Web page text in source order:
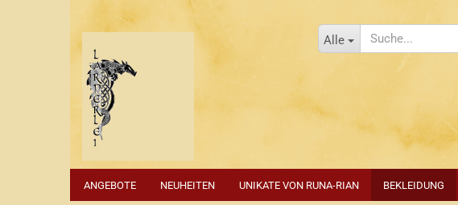
Alle
ANGEBOTE NEUHEITEN UNIKATE VON RUNA-RIAN BEKLEIDUNG